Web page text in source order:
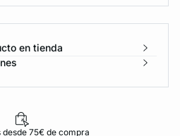
en tienda
desde 75€ de compra